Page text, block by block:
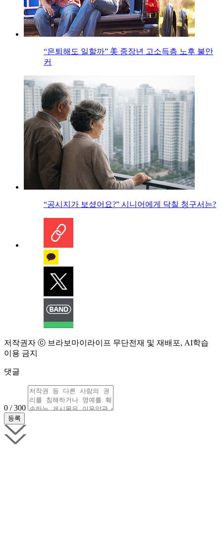
“은퇴해도 일할까” 美 중장년 고소득층 노후 불안
커
“공시지가 보셨어요?” 시니어에게 닥칠 청구서는?
저작권자 ⓒ 브라보마이라이프 무단전재 및 재배포, AI학습
이용 금지
댓글
0 / 300